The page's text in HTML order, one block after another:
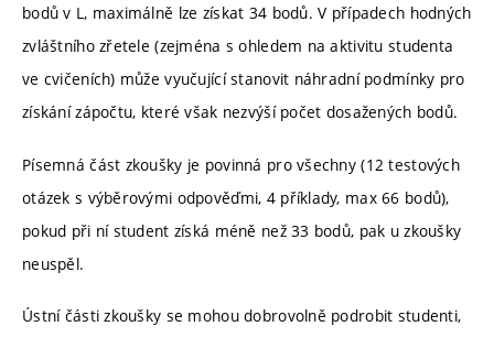
bodů v L, maximálně lze získat 34 bodů. V případech hodných
zvláštního zřetele (zejména s ohledem na aktivitu studenta
ve cvičeních) může vyučující stanovit náhradní podmínky pro
získání zápočtu, které však nezvýší počet dosažených bodů.
Písemná část zkoušky je povinná pro všechny (12 testových
otázek s výběrovými odpověďmi, 4 příklady, max 66 bodů),
pokud při ní student získá méně než 33 bodů, pak u zkoušky
neuspěl.
Ústní části zkoušky se mohou dobrovolně podrobit studenti,